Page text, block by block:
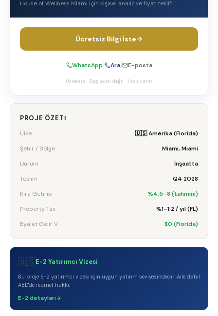
House of Wellness Miami için kişisel analiz ve fiyat teklifi
Ücretsiz Bilgi İste
WhatsApp| Ara| E-posta
Ücretsiz · Bağlayıcı değil · Hızlı yanıt
PROJE ÖZETI
Ülke
🇺🇸 Amerika (Florida)
Şehir / Bölge
Miami, Miami
Durum
İnşaatta
Teslim
Q4 2028
Kira Getirisi
%4.5–8 (tahmini)
Property Tax
%1–1.2 / yıl (FL)
Eyalet Gelir V.
$0 (Florida)
🇺🇸E-2 Yatırımcı Vizesi
Bu proje E-2 yatırımcı vizesi için uygun yatırım seviyesindedir. Aile dahil
ABD'de ikamet hakkı.
E-2 detayları